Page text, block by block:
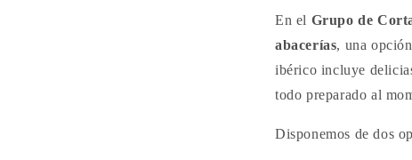
En el Grupo de
abacerías, una
ibérico incluye
todo preparado al
Disponemos de dos